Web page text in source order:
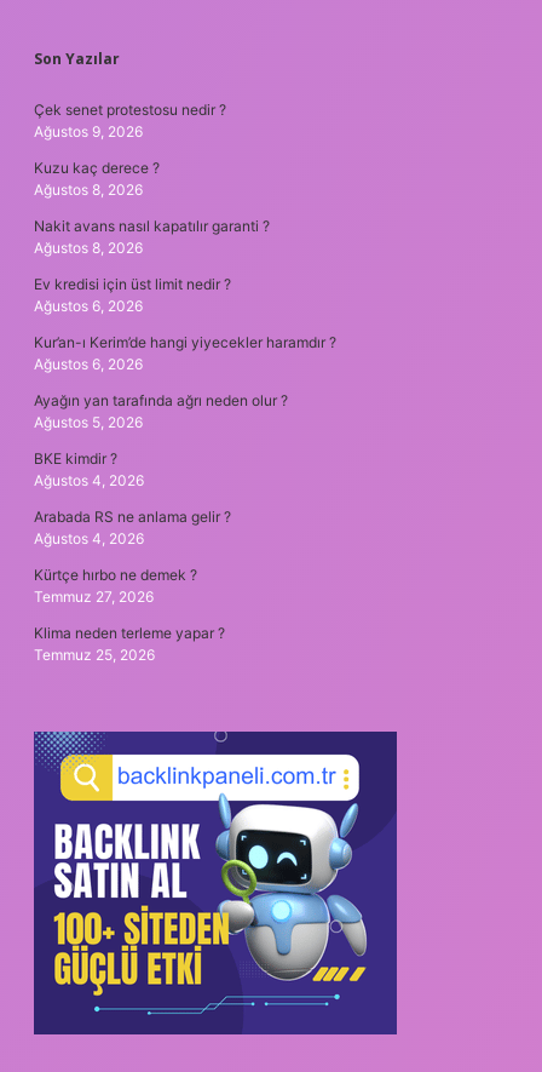
SIDEBAR
Son Yazılar
Çek senet protestosu nedir ?
Ağustos 9, 2026
Kuzu kaç derece ?
Ağustos 8, 2026
Nakit avans nasıl kapatılır garanti ?
Ağustos 8, 2026
Ev kredisi için üst limit nedir ?
Ağustos 6, 2026
Kur’an-ı Kerim’de hangi yiyecekler haramdır ?
Ağustos 6, 2026
Ayağın yan tarafında ağrı neden olur ?
Ağustos 5, 2026
BKE kimdir ?
Ağustos 4, 2026
Arabada RS ne anlama gelir ?
Ağustos 4, 2026
Kürtçe hırbo ne demek ?
Temmuz 27, 2026
Klima neden terleme yapar ?
Temmuz 25, 2026